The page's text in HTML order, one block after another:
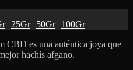
25Gr 50Gr
100Gr
CBD es una auténtica joya que
hachís afgano.